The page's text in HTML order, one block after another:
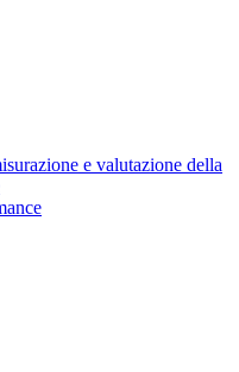
e valutazione della